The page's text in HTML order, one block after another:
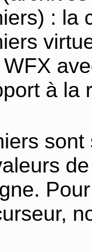
: la
à la